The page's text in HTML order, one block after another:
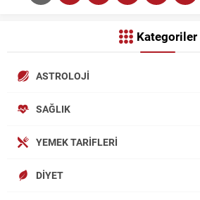
Kategoriler
ASTROLOJI
SAĞLIK
YEMEK TARIFLERI
DIYET